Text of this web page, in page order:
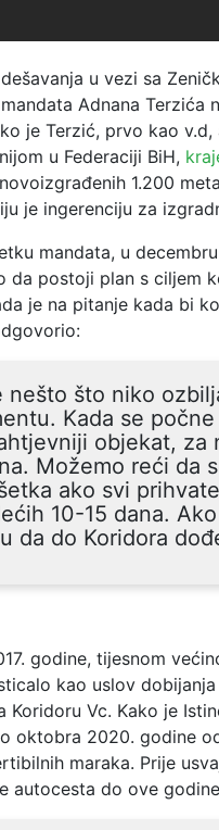
u vezi sa
Adnana Terzića
je Terzić, prvo kao
u Federaciji BiH,
1.200
je ingerenciju za
mandata, u
da postoji plan s ciljem
je na pitanje kada bi
nešto što niko
Kada se
objekat, za
Možemo reći da
ako svi
10-15 dana.
da do Koridora
godine, tijesnom
kao uslov
Koridoru Vc. Kako je
oktobra 2020. godine
maraka. Prije
autocesta do ove